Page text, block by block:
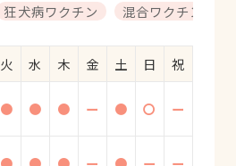
狂犬病ワクチン 混合ワクチン
火 水 木 金 土 日
祝
● ● ● ー ● 〇 ー